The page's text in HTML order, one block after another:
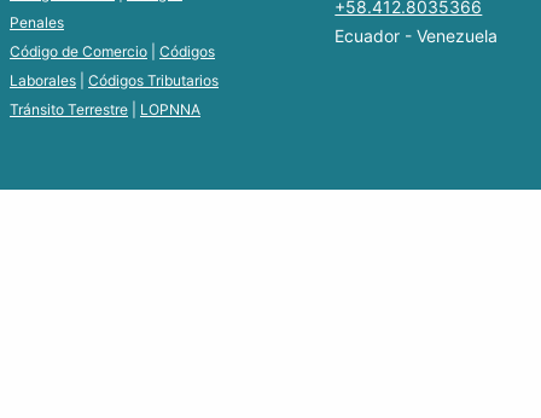
Penales
Código de Comercio
Códigos
Laborales
Códigos Tributarios
Tránsito Terrestre
LOPNNA
+58.412.8035366
Ecuador - Venezuela